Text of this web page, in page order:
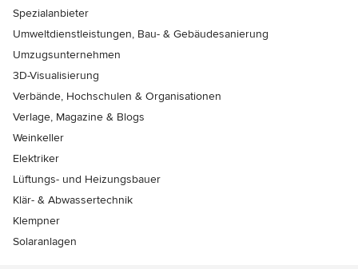
Spezialanbieter
Umweltdienstleistungen, Bau- & Gebäudesanierung
Umzugsunternehmen
3D-Visualisierung
Verbände, Hochschulen & Organisationen
Verlage, Magazine & Blogs
Weinkeller
Elektriker
Lüftungs- und Heizungsbauer
Klär- & Abwassertechnik
Klempner
Solaranlagen